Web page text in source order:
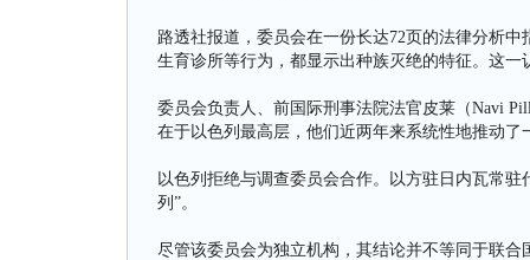
路透社报道，委员会在一份长达72页的法律分析
生育诊所等行为，都显示出种族灭绝的特征。这
委员会负责人、前国际刑事法院法官皮莱（Navi
在于以色列最高层，他们近两年来系统性地推动
以色列拒绝与调查委员会合作。以方驻日内瓦常
列”。
尽管该委员会为独立机构，其结论并不等同于联